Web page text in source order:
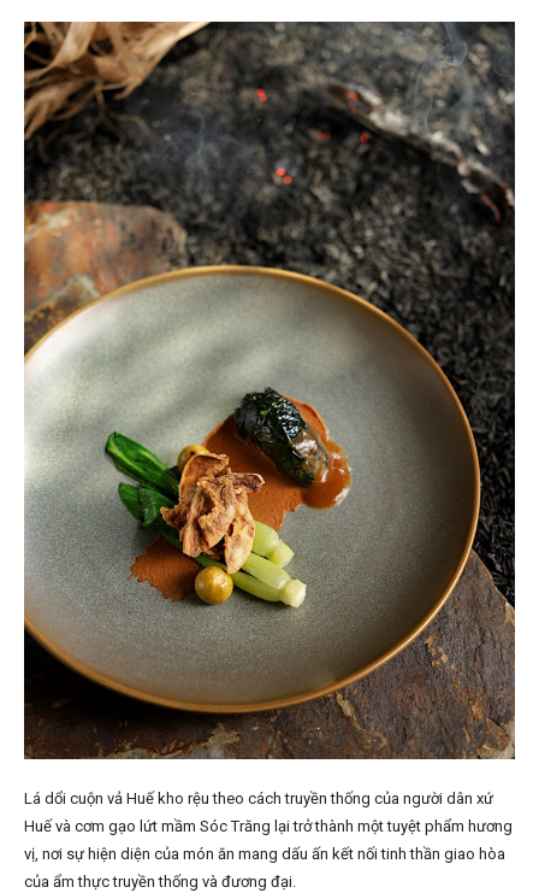
Lá dổi cuộn vả Huế kho rệu theo cách truyền thống của người dân xứ
Huế và cơm gạo lứt mầm Sóc Trăng lại trở thành một tuyệt phẩm hương
vị, nơi sự hiện diện của món ăn mang dấu ấn kết nối tinh thần giao hòa
của ẩm thực truyền thống và đương đại.